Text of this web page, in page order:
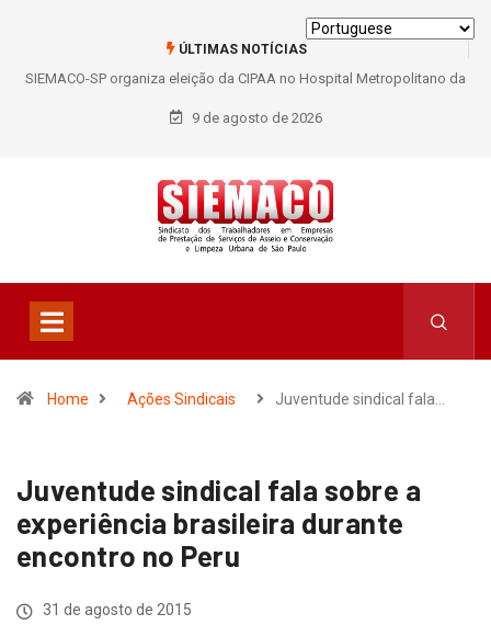
ÚLTIMAS NOTÍCIAS
SIEMACO-SP organiza eleição da CIPAA no Hospital Metropolitano da
Lapa e fortalece participação dos trabalhadores
9 de agosto de 2026
Home Ações Sindicais Juventude sindical fala…
Juventude sindical fala sobre a
experiência brasileira durante
encontro no Peru
31 de agosto de 2015